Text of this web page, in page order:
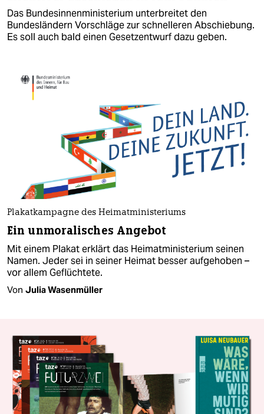
Das Bundesinnenministerium unterbreitet den
Bundesländern Vorschläge zur schnelleren Abschiebung.
Es soll auch bald einen Gesetzentwurf dazu geben.
Plakatkampagne des Heimatministeriums
Ein unmoralisches Angebot
Mit einem Plakat erklärt das Heimatministerium seinen
Namen. Jeder sei in seiner Heimat besser aufgehoben –
vor allem Geflüchtete.
Von Julia Wasenmüller